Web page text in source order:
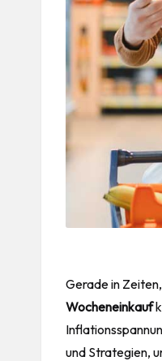
Gerade in
Wocheneinkauf
und Strategien,